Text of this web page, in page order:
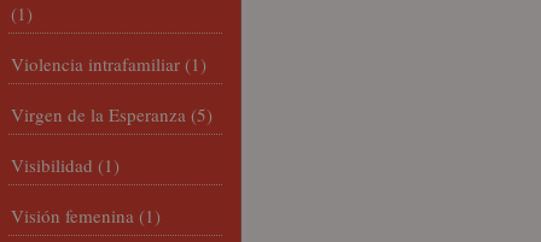
(1)
Violencia intrafamiliar (1)
Virgen de la Esperanza (5)
Visibilidad (1)
Visión femenina (1)